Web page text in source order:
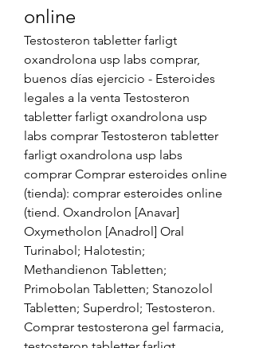
online
Testosteron tabletter farligt
oxandrolona usp labs comprar,
buenos días ejercicio - Esteroides
legales a la venta Testosteron
tabletter farligt oxandrolona usp
labs comprar Testosteron tabletter
farligt oxandrolona usp labs
comprar Comprar esteroides online
(tienda): comprar esteroides online
(tiend. Oxandrolon [Anavar]
Oxymetholon [Anadrol] Oral
Turinabol; Halotestin;
Methandienon Tabletten;
Primobolan Tabletten; Stanozolol
Tabletten; Superdrol; Testosteron.
Comprar testosterona gel farmacia,